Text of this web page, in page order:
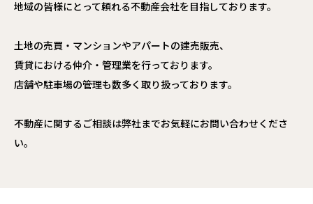
地域の皆様にとって頼れる不動産会社を目指しております。
土地の売買・マンションやアパートの建売販売、
賃貸における仲介・管理業を行っております。
店舗や駐車場の管理も数多く取り扱っております。
不動産に関するご相談は弊社までお気軽にお問い合わせくださ
い。